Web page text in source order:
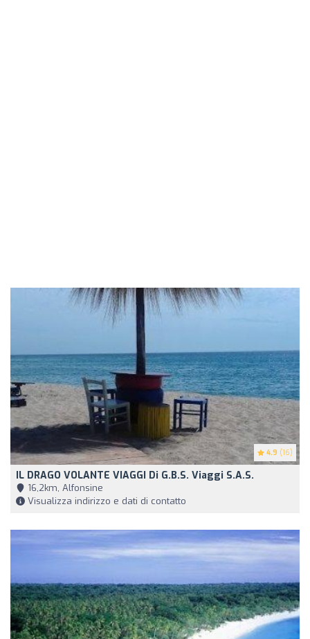
4.9 (16)
IL DRAGO VOLANTE VIAGGI Di G.B.S. Viaggi S.a.s.
16,2km, Alfonsine
Visualizza indirizzo e dati di contatto